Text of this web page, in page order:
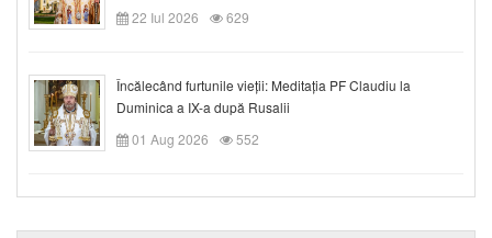
22 Iul 2026
629
Încălecând furtunile vieții: Meditația PF Claudiu la
Duminica a IX-a după Rusalii
01 Aug 2026
552